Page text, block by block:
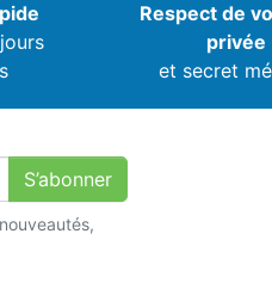
Respect de
privée
et secret
S’abonner